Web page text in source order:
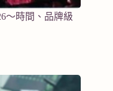
～時間、品牌級